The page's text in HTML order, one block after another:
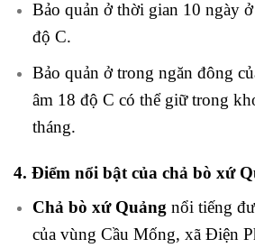
Bảo quản ở thời gian 10 ngày
độ C.
Bảo quản ở trong ngăn đông
âm 18 độ C có thể giữ trong
tháng.
4. Điểm nổi bật của chả bò xứ
Chả bò xứ Quảng nổi tiếng
của vùng Cầu Mống, xã Điện